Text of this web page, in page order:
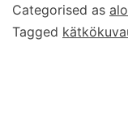
Categorised as
Tagged